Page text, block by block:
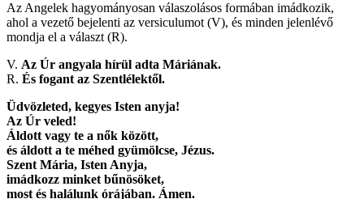
Az Angelek hagyományosan válaszolásos formában imádkozik,
ahol a vezető bejelenti az versiculumot (V), és minden jelenlévő
mondja el a választ (R).
V. Az Úr angyala hírül adta Máriának.
R. És fogant az Szentlélektől.
Üdvözleted, kegyes Isten anyja!
Az Úr veled!
Áldott vagy te a nők között,
és áldott a te méhed gyümölcse, Jézus.
Szent Mária, Isten Anyja,
imádkozz minket bűnösöket,
most és halálunk órájában. Ámen.